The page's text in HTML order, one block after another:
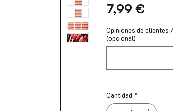
7,99 €
Opiniones de clientes
(opcional)
Cantidad *